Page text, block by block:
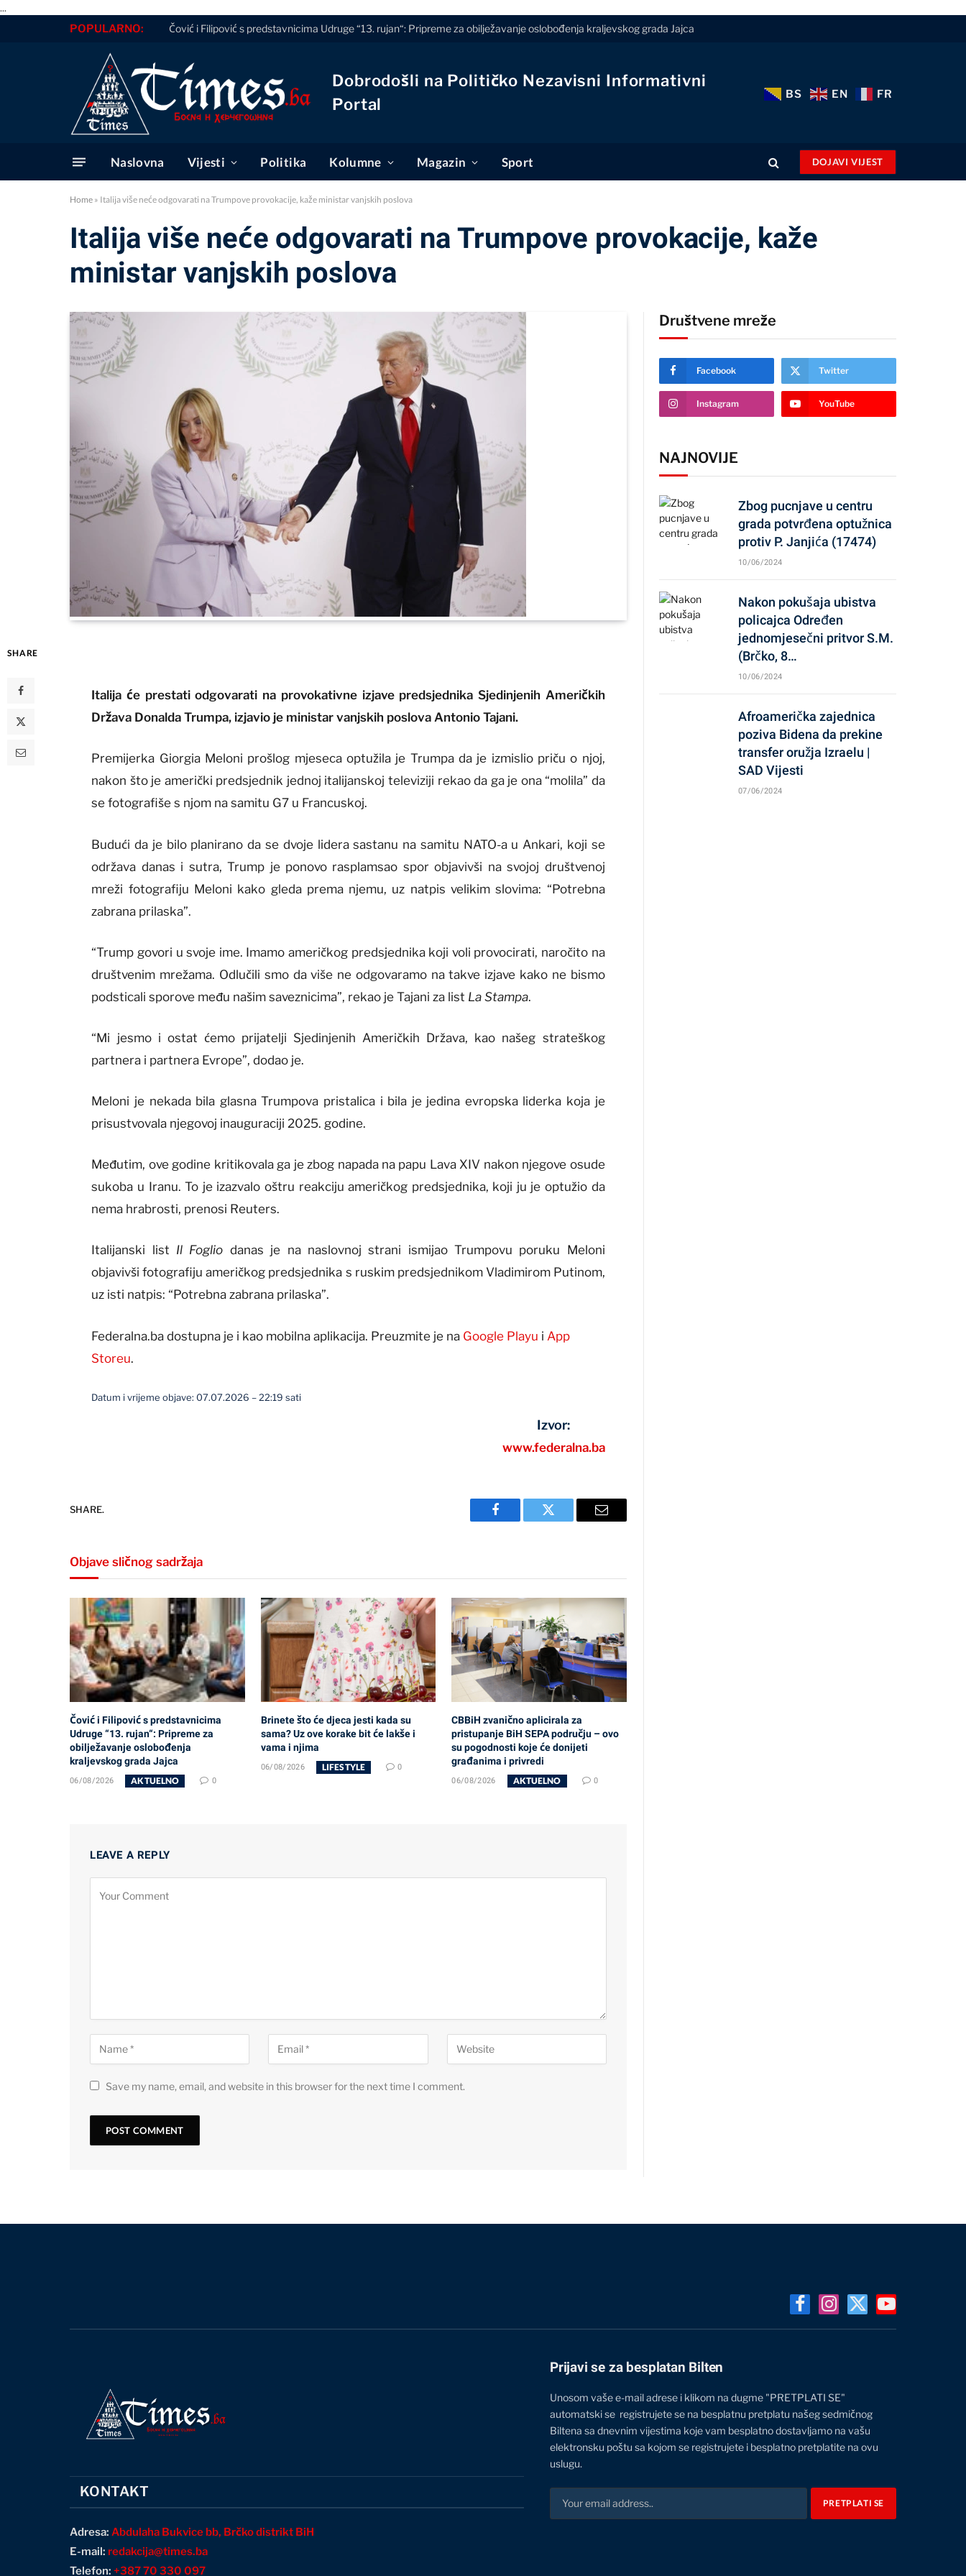
...
POPULARNO: Čović i Filipović s predstavnicima Udruge “13. rujan“: Pripreme za obilježavanje oslobođenja kraljevskog grada Jajca
Dobrodošli na Političko Nezavisni Informativni
Portal
BS EN FR
Naslovna Vijesti Politika Kolumne Magazin Sport DOJAVI VIJEST
Home » Italija više neće odgovarati na Trumpove provokacije, kaže ministar vanjskih poslova
Italija više neće odgovarati na Trumpove provokacije, kaže
ministar vanjskih poslova
SHARE
Italija će prestati odgovarati na provokativne izjave predsjednika Sjedinjenih Američkih
Država Donalda Trumpa, izjavio je ministar vanjskih poslova Antonio Tajani.
Premijerka Giorgia Meloni prošlog mjeseca optužila je Trumpa da je izmislio priču o njoj,
nakon što je američki predsjednik jednoj italijanskoj televiziji rekao da ga je ona “molila” da
se fotografiše s njom na samitu G7 u Francuskoj.
Budući da je bilo planirano da se dvoje lidera sastanu na samitu NATO-a u Ankari, koji se
održava danas i sutra, Trump je ponovo rasplamsao spor objavivši na svojoj društvenoj
mreži fotografiju Meloni kako gleda prema njemu, uz natpis velikim slovima: “Potrebna
zabrana prilaska”.
“Trump govori u svoje ime. Imamo američkog predsjednika koji voli provocirati, naročito na
društvenim mrežama. Odlučili smo da više ne odgovaramo na takve izjave kako ne bismo
podsticali sporove među našim saveznicima”, rekao je Tajani za list La Stampa.
“Mi jesmo i ostat ćemo prijatelji Sjedinjenih Američkih Država, kao našeg strateškog
partnera i partnera Evrope”, dodao je.
Meloni je nekada bila glasna Trumpova pristalica i bila je jedina evropska liderka koja je
prisustvovala njegovoj inauguraciji 2025. godine.
Međutim, ove godine kritikovala ga je zbog napada na papu Lava XIV nakon njegove osude
sukoba u Iranu. To je izazvalo oštru reakciju američkog predsjednika, koji ju je optužio da
nema hrabrosti, prenosi Reuters.
Italijanski list Il Foglio danas je na naslovnoj strani ismijao Trumpovu poruku Meloni
objavivši fotografiju američkog predsjednika s ruskim predsjednikom Vladimirom Putinom,
uz isti natpis: “Potrebna zabrana prilaska”.
Federalna.ba dostupna je i kao mobilna aplikacija. Preuzmite je na Google Playu i App
Storeu.
Datum i vrijeme objave: 07.07.2026 – 22:19 sati
Izvor:
www.federalna.ba
SHARE.
Facebook Twitter Email
Objave sličnog sadržaja
Čović i Filipović s predstavnicima
Udruge “13. rujan“: Pripreme za
obilježavanje oslobođenja
kraljevskog grada Jajca
06/08/2026 AKTUELNO 0
Brinete što će djeca jesti kada su
sama? Uz ove korake bit će lakše i
vama i njima
06/08/2026 LIFESTYLE 0
CBBiH zvanično aplicirala za
pristupanje BiH SEPA području – ovo
su pogodnosti koje će donijeti
građanima i privredi
06/08/2026 AKTUELNO 0
LEAVE A REPLY
Save my name, email, and website in this browser for the next time I comment.
Društvene mreže
Facebook Twitter
Instagram YouTube
NAJNOVIJE
Zbog pucnjave u centru
grada potvrđena optužnica
protiv P. Janjića (17474)
10/06/2024
Nakon pokušaja ubistva
policajca Određen
jednomjesečni pritvor S.M.
(Brčko, 8…
10/06/2024
Afroamerička zajednica
poziva Bidena da prekine
transfer oružja Izraelu |
SAD Vijesti
07/06/2024
FacebookInstagram
X
YouTube
KONTAKT
Adresa: Abdulaha Bukvice bb, Brčko distrikt BiH
E-mail: redakcija@times.ba
Telefon: +387 70 330 097
Prijavi se za besplatan Bilten
Unosom vaše e-mail adrese i klikom na dugme "PRETPLATI SE"
automatski se registrujete se na besplatnu pretplatu našeg sedmičnog
Biltena sa dnevnim vijestima koje vam besplatno dostavljamo na vašu
elektronsku poštu sa kojom se registrujete i besplatno pretplatite na ovu
uslugu.